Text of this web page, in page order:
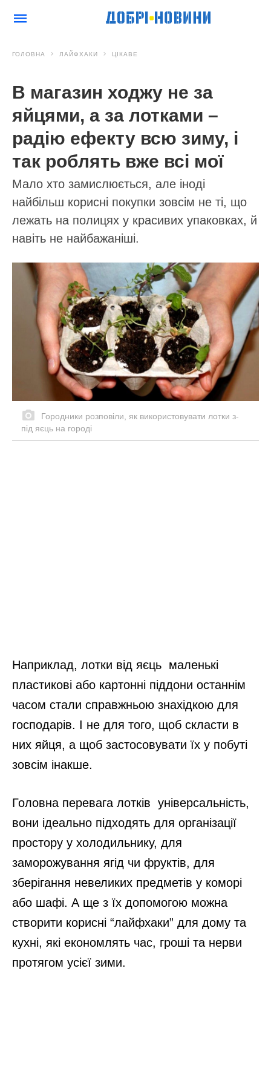
ГОЛОВНА ЛАЙФХАКИ ЦІКАВЕ
В магазин ходжу не за
яйцями, а за лотками –
радію ефекту всю зиму, і
так роблять вже всі мої
Мало хто замислюється, але іноді
найбільш корисні покупки зовсім не ті, що
лежать на полицях у красивих упаковках, й
навіть не найбажаніші.
Городники розповіли, як використовувати лотки з-
під яєць на городі
Наприклад, лотки від яєць маленькі
пластикові або картонні піддони останнім
часом стали справжньою знахідкою для
господарів. І не для того, щоб скласти в
них яйця, а щоб застосовувати їх у побуті
зовсім інакше.
Головна перевага лотків універсальність,
вони ідеально підходять для організації
простору у холодильнику, для
заморожування ягід чи фруктів, для
зберігання невеликих предметів у коморі
або шафі. А ще з їх допомогою можна
створити корисні “лайфхаки” для дому та
кухні, які економлять час, гроші та нерви
протягом усієї зими.